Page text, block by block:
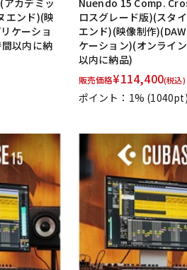
カデミッ
エンド)(映
ケーショ
以内に納
Nuendo 15 Comp.
ロスグレード版)(スタ
エンド)(映像制作
ケーション)(オンライ
以内に納品)
販売価格¥114,400(税込)
ポイント：1% (1040pt)